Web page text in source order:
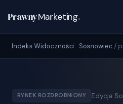
PrawnyMarketing.
Indeks Widoczności · Sosnowiec /
RYNEK ROZDROBNIONY Edycja